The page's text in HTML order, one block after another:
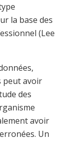
la base des
(Lee
peut avoir
des
avoir
Un